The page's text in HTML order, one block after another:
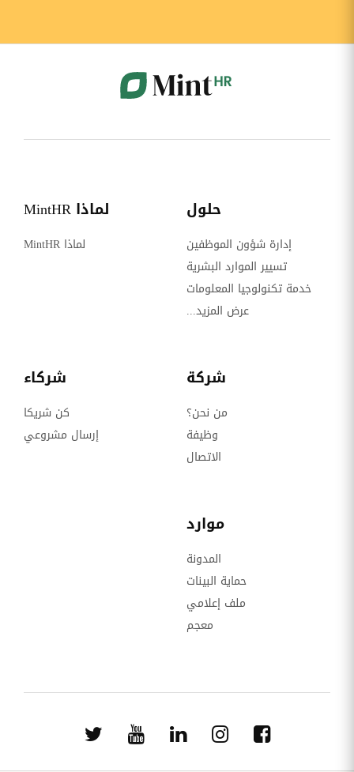
حلول
إدارة شؤون الموظفين
تسيير الموارد البشرية
خدمة تكنولوجيا المعلومات
عرض المزيد...
لماذا MintHR
لماذا MintHR
شركة
من نحن؟
وظيفة
الاتصال
شركاء
كن شريكا
إرسال مشروعي
موارد
المدونة
حماية البينات
ملف إعلامي
معجم